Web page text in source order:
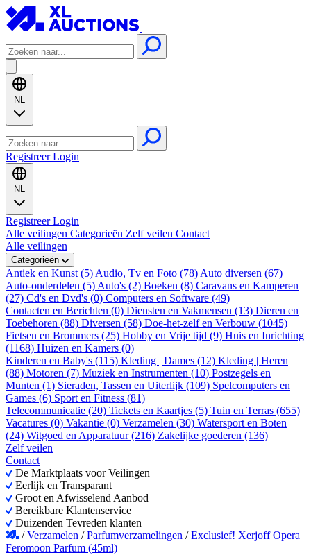
NL
RegistreerLogin
NL
RegistreerLogin
Alle veilingen Categorieën Zelf veilen Contact
Alle veilingen
Categorieën
Antiek en Kunst (5) Audio, Tv en Foto (78) Auto diversen (67)
Auto-onderdelen (5) Auto's (2) Boeken (8) Caravans en Kamperen
(27) Cd's en Dvd's (0) Computers en Software (49)
Contacten en Berichten (0) Diensten en Vakmensen (13) Dieren en
Toebehoren (88) Diversen (58) Doe-het-zelf en Verbouw (1045)
Fietsen en Brommers (25) Hobby en Vrije tijd (9) Huis en Inrichting
(1168) Huizen en Kamers (0)
Kinderen en Baby's (115) Kleding | Dames (12) Kleding | Heren
(88) Motoren (7) Muziek en Instrumenten (10) Postzegels en
Munten (1) Sieraden, Tassen en Uiterlijk (109) Spelcomputers en
Games (6) Sport en Fitness (81)
Telecommunicatie (20) Tickets en Kaartjes (5) Tuin en Terras (655)
Vacatures (0) Vakantie (0) Verzamelen (30) Watersport en Boten
(24) Witgoed en Apparatuur (216) Zakelijke goederen (136)
Zelf veilen
Contact
De Marktplaats voor Veilingen
Eerlijk en Transparant
Groot en Afwisselend Aanbod
Bereikbare Klantenservice
Duizenden Tevreden klanten
/Verzamelen /Parfumverzamelingen /Exclusief! Xerjoff Opera
Feromoon Parfum (45ml)